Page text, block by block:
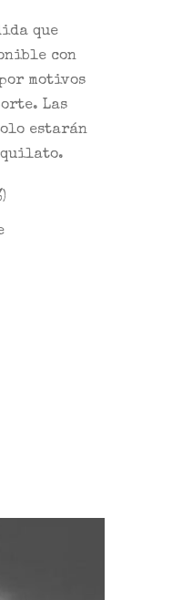
que
con
motivos
Las
estarán